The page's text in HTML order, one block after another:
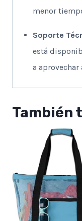
menor
Soporte
está
a
También